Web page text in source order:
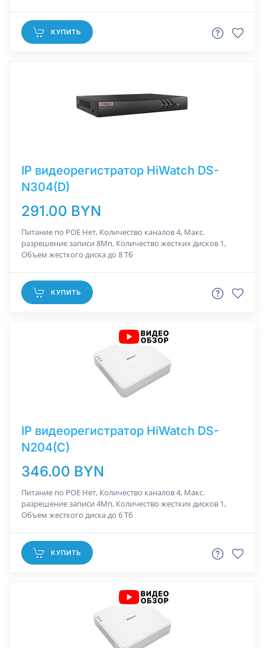
КУПИТЬ
IP видеорегистратор HiWatch DS-
N304(D)
291.00 BYN
Питание по РОЕ Нет, Количество каналов 4, Макс.
разрешение записи 8Мп, Количество жестких дисков 1,
Объем жесткого диска до 8 Тб
КУПИТЬ
IP видеорегистратор HiWatch DS-
N204(C)
346.00 BYN
Питание по РОЕ Нет, Количество каналов 4, Макс.
разрешение записи 4Мп, Количество жестких дисков 1,
Объем жесткого диска до 6 Тб
КУПИТЬ